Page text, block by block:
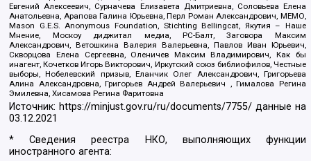
Евгений Алексеевич, Сурначева Елизавета Дмитриевна, Соловьева Елена
Анатольевна, Арапова Галина Юрьевна, Перл Роман Александрович, МЕМО,
Mason G.E.S. Anonymous Foundation, Stichting Bellingcat, Якутия – Наше
Мнение, Москоу диджитал медиа, РС-Балт, Заговора Максим
Александрович, Ветошкина Валерия Валерьевна, Павлов Иван Юрьевич,
Скворцова Елена Сергеевна, Оленичев Максим Владимирович, Как бы
инагент, Кочетков Игорь Викторович, Иркутский союз библиофилов, Честные
выборы, Нобелевский призыв, Еланчик Олег Александрович, Григорьева
Алина Александровна, Григорьев Андрей Валерьевич , Гималова Регина
Эмилевна, Хисамова Регина Фаритовна
Источник: https://minjust.gov.ru/ru/documents/7755/ данные на
03.12.2021
* Сведения реестра НКО, выполняющих функции
иностранного агента: